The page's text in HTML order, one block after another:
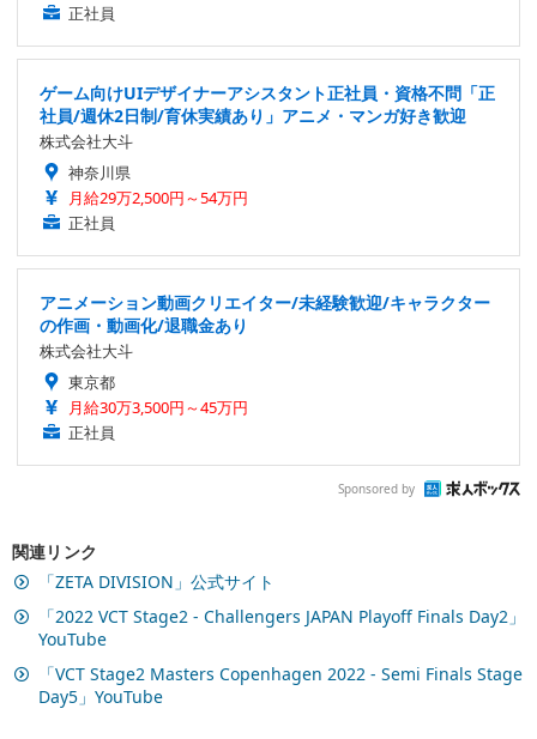
正社員
ゲーム向けUIデザイナーアシスタント正社員・資格不問「正
社員/週休2日制/育休実績あり」アニメ・マンガ好き歓迎
株式会社大斗
神奈川県
月給29万2,500円～54万円
正社員
アニメーション動画クリエイター/未経験歓迎/キャラクター
の作画・動画化/退職金あり
株式会社大斗
東京都
月給30万3,500円～45万円
正社員
Sponsored by
関連リンク
「ZETA DIVISION」公式サイト
「2022 VCT Stage2 - Challengers JAPAN Playoff Finals Day2」
YouTube
「VCT Stage2 Masters Copenhagen 2022 - Semi Finals Stage
Day5」YouTube